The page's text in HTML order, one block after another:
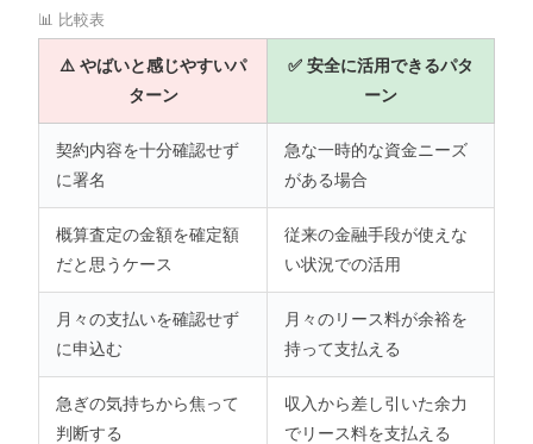
📊 比較表
⚠️ やばいと感じやすいパ
ターン
✅ 安全に活用できるパタ
ーン
契約内容を十分確認せず
に署名
急な一時的な資金ニーズ
がある場合
概算査定の金額を確定額
だと思うケース
従来の金融手段が使えな
い状況での活用
月々の支払いを確認せず
に申込む
月々のリース料が余裕を
持って支払える
急ぎの気持ちから焦って
判断する
収入から差し引いた余力
でリース料を支払える